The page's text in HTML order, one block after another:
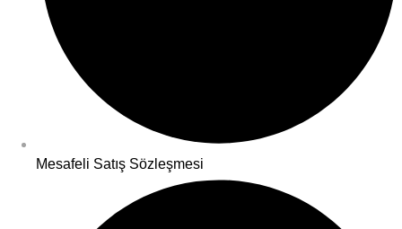
Mesafeli Satış Sözleşmesi